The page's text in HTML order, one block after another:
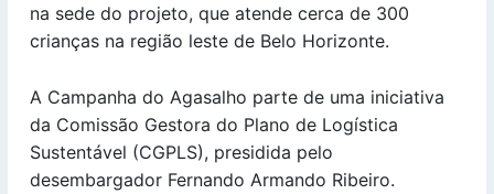
na sede do projeto, que atende cerca de 300
crianças na região leste de Belo Horizonte.
A Campanha do Agasalho parte de uma iniciativa
da Comissão Gestora do Plano de Logística
Sustentável (CGPLS), presidida pelo
desembargador Fernando Armando Ribeiro.